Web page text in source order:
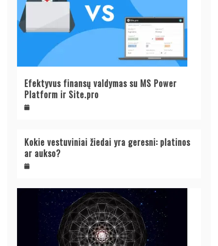
Efektyvus finansų valdymas su MS Power
Platform ir Site.pro
Kokie vestuviniai žiedai yra geresni: platinos
ar aukso?